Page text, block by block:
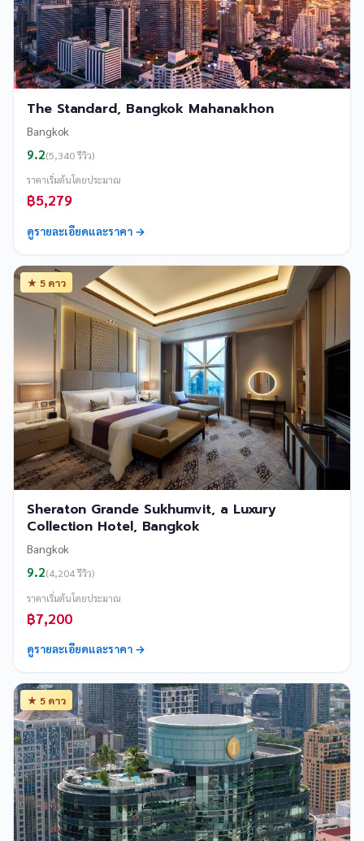
The Standard, Bangkok Mahanakhon
Bangkok
9.2(5,340 รีวิว)
ราคาเริ่มต้นโดยประมาณ
฿5,279
ดูรายละเอียดและราคา →
★ 5 ดาว
Sheraton Grande Sukhumvit, a Luxury
Collection Hotel, Bangkok
Bangkok
9.2(4,204 รีวิว)
ราคาเริ่มต้นโดยประมาณ
฿7,200
ดูรายละเอียดและราคา →
★ 5 ดาว